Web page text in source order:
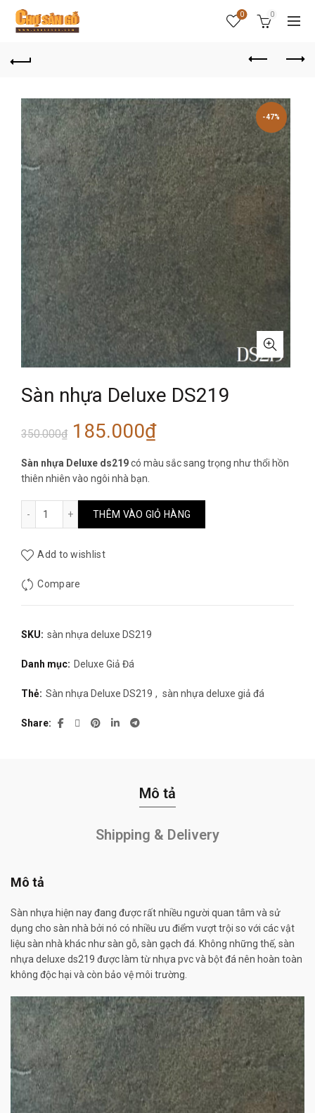
0 0
-47%
Sàn nhựa Deluxe DS219
350.000₫ Giá
gốc
350.000₫.
185.000₫Giá
hiện
là:
Sàn nhựa Deluxe ds219có màu sắc sang trọng như thổi hồn
thiên nhiên vào ngôi nhà bạn.
Sàn nhựa Deluxe DS219 số lượng
THÊM VÀO GIỎ HÀNG
Add to wishlist
Compare
SKU: sàn nhựa deluxe DS219
Danh mục: Deluxe Giả Đá
Thẻ: Sàn nhựa Deluxe DS219 , sàn nhựa deluxe giả đá
Share
Mô tả
Shipping & Delivery
Mô tả
Sàn nhựa hiện nay đang được rất nhiều người quan tâm và sử
dụng cho sàn nhà bởi nó có nhiều ưu điểm vượt trội so với các vật
liệu sàn nhà khác như sàn gỗ, sàn gạch đá. Không những thế, sàn
nhựa deluxe ds219 được làm từ nhựa pvc và bột đá nên hoàn toàn
không độc hại và còn bảo vệ môi trường.